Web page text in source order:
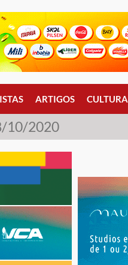
ARTIGOS CULTURA
10/2020